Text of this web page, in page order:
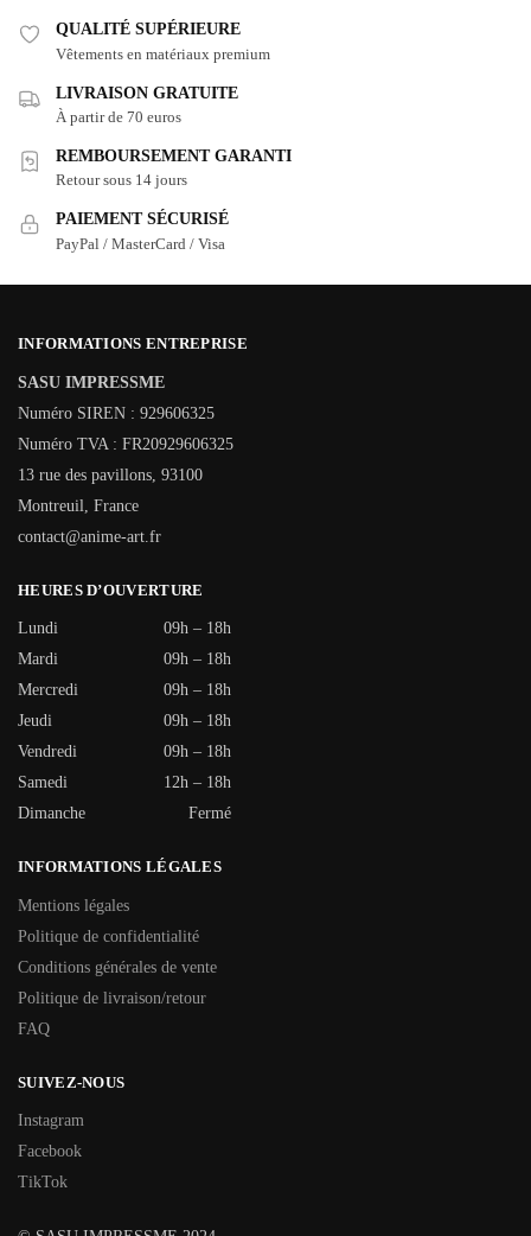
QUALITÉ SUPÉRIEURE
Vêtements en matériaux premium
LIVRAISON GRATUITE
À partir de 70 euros
REMBOURSEMENT GARANTI
Retour sous 14 jours
PAIEMENT SÉCURISÉ
PayPal / MasterCard / Visa
INFORMATIONS ENTREPRISE
SASU IMPRESSME
Numéro SIREN : 929606325
Numéro TVA : FR20929606325
13 rue des pavillons, 93100
Montreuil, France
contact@anime-art.fr
HEURES D’OUVERTURE
Lundi
09h – 18h
Mardi
09h – 18h
Mercredi
09h – 18h
Jeudi
09h – 18h
Vendredi
09h – 18h
Samedi
12h – 18h
Dimanche
Fermé
INFORMATIONS LÉGALES
Mentions légales
Politique de confidentialité
Conditions générales de vente
Politique de livraison/retour
FAQ
SUIVEZ-NOUS
Instagram
Facebook
TikTok